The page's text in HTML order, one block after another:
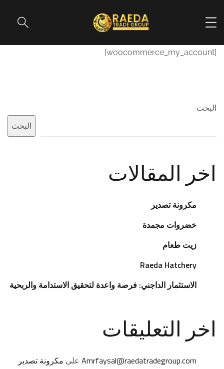
[woocommerce_my_account]
البحث
البحث
اخر المقالات
مكرونة تصدير
خضروات مجمدة
زيت طعام
Raeda Hatchery
الاستثمار الداجني: فرصة واعدة لتحقيق الاستدامة والربحية
اخر التعليقات
Amrfaysal@raedatradegroup.com على مكرونة تصدير